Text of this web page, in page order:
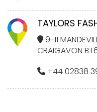
TAYLORS
9-11
CRAIGAVON
+44 02838